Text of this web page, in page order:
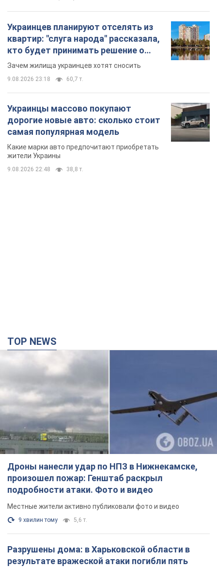
Украинцев планируют отселять из
квартир: "слуга народа" рассказала,
кто будет принимать решение о
сносе домов
Зачем жилища украинцев хотят сносить
9.08.2026 23:18 60,7 т.
Украинцы массово покупают
дорогие новые авто: сколько стоит
самая популярная модель
Какие марки авто предпочитают приобретать
жители Украины
9.08.2026 22:48 38,8 т.
TOP NEWS
Дроны нанесли удар по НПЗ в Нижнекамске,
произошел пожар: Генштаб раскрыл
подробности атаки. Фото и видео
Местные жители активно публиковали фото и видео
9 хвилин тому 5,6 т.
Разрушены дома: в Харьковской области в
результате вражеской атаки погибли пять